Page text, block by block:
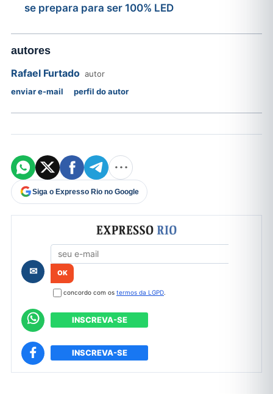
se prepara para ser 100% LED
autores
Rafael Furtado autor
enviar e-mail
perfil do autor
Siga o Expresso Rio no Google
Formulário de cadastro
✉
concordo com os termos da LGPD.
INSCREVA-SE
INSCREVA-SE